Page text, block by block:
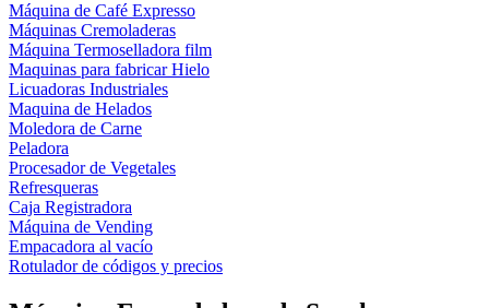
Máquina de Café Expresso
Máquinas Cremoladeras
Máquina Termoselladora film
Maquinas para fabricar Hielo
Licuadoras Industriales
Maquina de Helados
Moledora de Carne
Peladora
Procesador de Vegetales
Refresqueras
Caja Registradora
Máquina de Vending
Empacadora al vacío
Rotulador de códigos y precios